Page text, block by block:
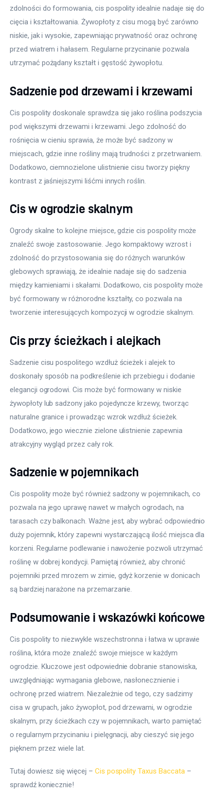
zdolności do formowania, cis pospolity idealnie nadaje się do
cięcia i kształtowania. Żywopłoty z cisu mogą być zarówno
niskie, jak i wysokie, zapewniając prywatność oraz ochronę
przed wiatrem i hałasem. Regularne przycinanie pozwala
utrzymać pożądany kształt i gęstość żywopłotu.
Sadzenie pod drzewami i krzewami
Cis pospolity doskonale sprawdza się jako roślina podszycia
pod większymi drzewami i krzewami. Jego zdolność do
rośnięcia w cieniu sprawia, że może być sadzony w
miejscach, gdzie inne rośliny mają trudności z przetrwaniem.
Dodatkowo, ciemnozielone ulistnienie cisu tworzy piękny
kontrast z jaśniejszymi liśćmi innych roślin.
Cis w ogrodzie skalnym
Ogrody skalne to kolejne miejsce, gdzie cis pospolity może
znaleźć swoje zastosowanie. Jego kompaktowy wzrost i
zdolność do przystosowania się do różnych warunków
glebowych sprawiają, że idealnie nadaje się do sadzenia
między kamieniami i skałami. Dodatkowo, cis pospolity może
być formowany w różnorodne kształty, co pozwala na
tworzenie interesujących kompozycji w ogrodzie skalnym.
Cis przy ścieżkach i alejkach
Sadzenie cisu pospolitego wzdłuż ścieżek i alejek to
doskonały sposób na podkreślenie ich przebiegu i dodanie
elegancji ogrodowi. Cis może być formowany w niskie
żywopłoty lub sadzony jako pojedyncze krzewy, tworząc
naturalne granice i prowadząc wzrok wzdłuż ścieżek.
Dodatkowo, jego wiecznie zielone ulistnienie zapewnia
atrakcyjny wygląd przez cały rok.
Sadzenie w pojemnikach
Cis pospolity może być również sadzony w pojemnikach, co
pozwala na jego uprawę nawet w małych ogrodach, na
tarasach czy balkonach. Ważne jest, aby wybrać odpowiednio
duży pojemnik, który zapewni wystarczającą ilość miejsca dla
korzeni. Regularne podlewanie i nawożenie pozwoli utrzymać
roślinę w dobrej kondycji. Pamiętaj również, aby chronić
pojemniki przed mrozem w zimie, gdyż korzenie w donicach
są bardziej narażone na przemarzanie.
Podsumowanie i wskazówki końcowe
Cis pospolity to niezwykle wszechstronna i łatwa w uprawie
roślina, która może znaleźć swoje miejsce w każdym
ogrodzie. Kluczowe jest odpowiednie dobranie stanowiska,
uwzględniając wymagania glebowe, nasłonecznienie i
ochronę przed wiatrem. Niezależnie od tego, czy sadzimy
cisa w grupach, jako żywopłot, pod drzewami, w ogrodzie
skalnym, przy ścieżkach czy w pojemnikach, warto pamiętać
o regularnym przycinaniu i pielęgnacji, aby cieszyć się jego
pięknem przez wiele lat.
Tutaj dowiesz się więcej – Cis pospolity Taxus Baccata –
sprawdź koniecznie!